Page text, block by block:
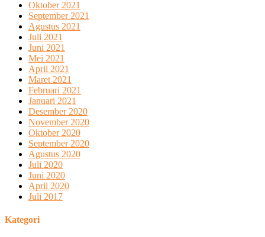
Oktober 2021
September 2021
Agustus 2021
Juli 2021
Juni 2021
Mei 2021
April 2021
Maret 2021
Februari 2021
Januari 2021
Desember 2020
November 2020
Oktober 2020
September 2020
Agustus 2020
Juli 2020
Juni 2020
April 2020
Juli 2017
Kategori